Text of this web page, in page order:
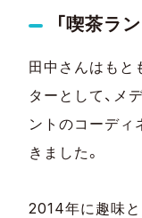
「喫茶ラ
田中さんはもと
ターとして、メ
ントのコーディ
きました。
2014年に趣味と